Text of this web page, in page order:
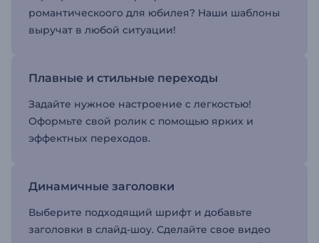
романтическоого для юбилея? Наши шаблоны
выручат в любой ситуации!
Плавные и стильные переходы
Задайте нужное настроение с легкостью!
Оформьте свой ролик с помощью ярких и
эффектных переходов.
Динамичные заголовки
Выберите подходящий шрифт и добавьте
заголовки в слайд-шоу. Сделайте свое видео